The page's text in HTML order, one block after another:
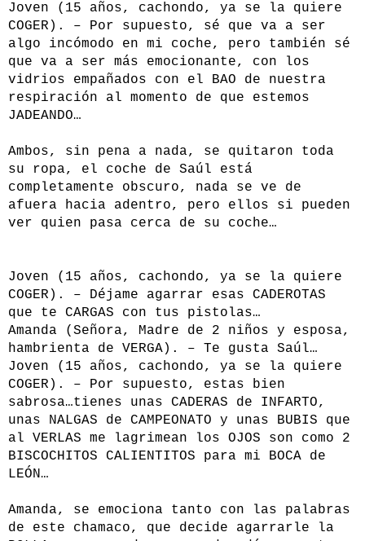
Joven (15 años, cachondo, ya se la quiere
COGER). – Por supuesto, sé que va a ser
algo incómodo en mi coche, pero también sé
que va a ser más emocionante, con los
vidrios empañados con el BAO de nuestra
respiración al momento de que estemos
JADEANDO…
Ambos, sin pena a nada, se quitaron toda
su ropa, el coche de Saúl está
completamente obscuro, nada se ve de
afuera hacia adentro, pero ellos si pueden
ver quien pasa cerca de su coche…
Joven (15 años, cachondo, ya se la quiere
COGER). – Déjame agarrar esas CADEROTAS
que te CARGAS con tus pistolas…
Amanda (Señora, Madre de 2 niños y esposa,
hambrienta de VERGA). – Te gusta Saúl…
Joven (15 años, cachondo, ya se la quiere
COGER). – Por supuesto, estas bien
sabrosa…tienes unas CADERAS de INFARTO,
unas NALGAS de CAMPEONATO y unas BUBIS que
al VERLAS me lagrimean los OJOS son como 2
BISCOCHITOS CALIENTITOS para mi BOCA de
LEÓN…
Amanda, se emociona tanto con las palabras
de este chamaco, que decide agarrarle la